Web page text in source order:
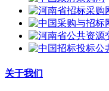
关于我们